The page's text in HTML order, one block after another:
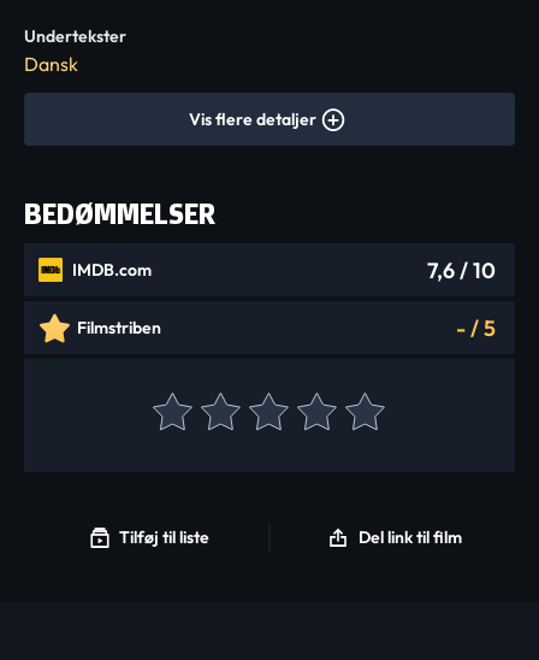
Undertekster
Dansk
Vis flere detaljer
BEDØMMELSER
IMDB.com 7,6/ 10
Filmstriben -/5
Tilføj til liste Del link til film